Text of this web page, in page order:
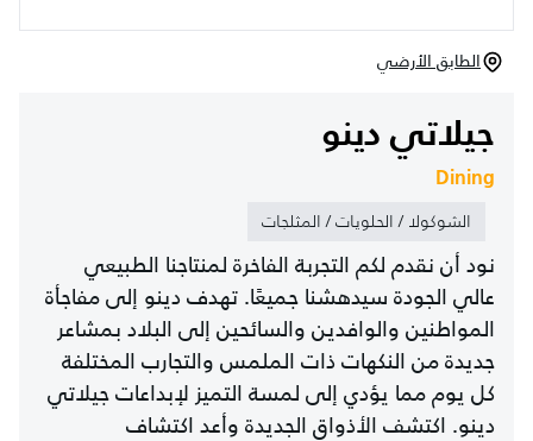
الطابق الأرضي
جيلاتي دينو
Dining
الشوكولا / الحلويات / المثلجات
نود أن نقدم لكم التجربة الفاخرة لمنتاجنا الطبيعي
عالي الجودة سيدهشنا جميعًا. تهدف دينو إلى مفاجأة
المواطنين والوافدين والسائحين إلى البلاد بمشاعر
جديدة من النكهات ذات الملمس والتجارب المختلفة
كل يوم مما يؤدي إلى لمسة التميز لإبداعات جيلاتي
دينو. اكتشف الأذواق الجديدة وأعد اكتشاف